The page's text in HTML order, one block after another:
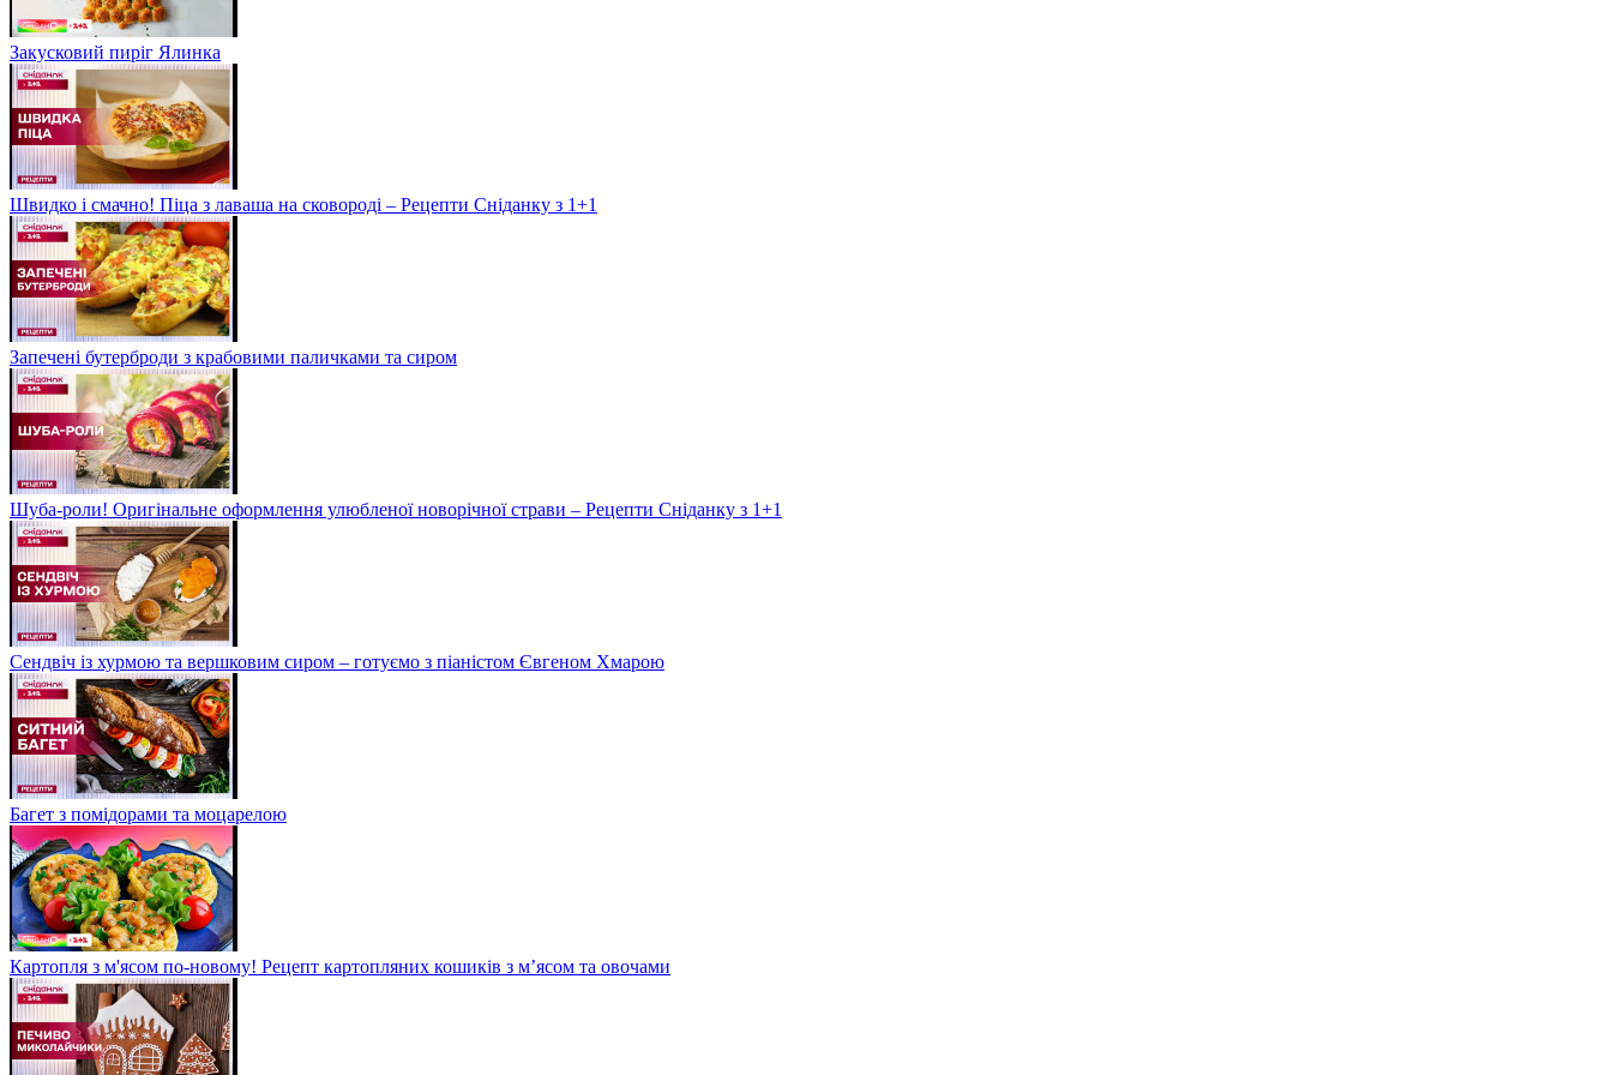
Закусковий пиріг Ялинка
Швидко і смачно! Піца з лаваша на сковороді – Рецепти Сніданку з 1+1
Запечені бутерброди з крабовими паличками та сиром
Шуба-роли! Оригінальне оформлення улюбленої новорічної страви – Рецепти Сніданку з 1+1
Сендвіч із хурмою та вершковим сиром – готуємо з піаністом Євгеном Хмарою
Багет з помідорами та моцарелою
Картопля з м'ясом по-новому! Рецепт картопляних кошиків з м’ясом та овочами